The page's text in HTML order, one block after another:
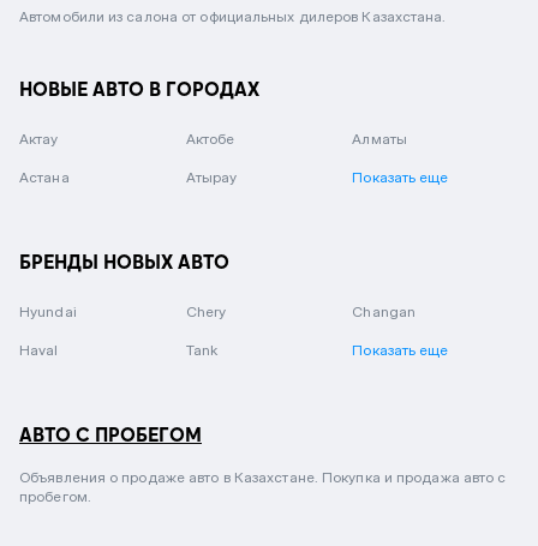
Автомобили из салона от официальных дилеров Казахстана.
НОВЫЕ АВТО В ГОРОДАХ
Актау Актобе Алматы
Астана Атырау Показать еще
БРЕНДЫ НОВЫХ АВТО
Hyundai Chery Changan
Haval Tank Показать еще
АВТО С ПРОБЕГОМ
Объявления о продаже авто в Казахстане. Покупка и продажа авто с
пробегом.